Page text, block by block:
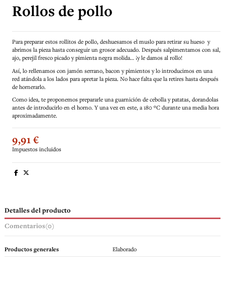
Rollos de pollo
Para preparar estos rollitos de pollo, deshuesamos el muslo para retirar su hueso y
abrimos la pieza hasta conseguir un grosor adecuado. Después salpimentamos con sal,
ajo, perejil fresco picado y pimienta negra molida… ¡y le damos al rollo!
Así, lo rellenamos con jamón serrano, bacon y pimientos y lo introducimos en una
red atándola a los lados para apretar la pieza. No hace falta que la retires hasta después
de hornerarlo.
Como idea, te proponemos prepararle una guarnición de cebolla y patatas, dorandolas
antes de introducirlo en el horno. Y una vez en este, a 180 ºC durante una media hora
aproximadamente.
9,91 €
Impuestos incluidos
Detalles del producto
Comentarios(0)
Productos generales Elaborado